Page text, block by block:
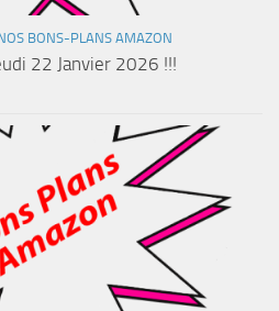
BONS-PLANS AMAZON
22 Janvier 2026 !!!